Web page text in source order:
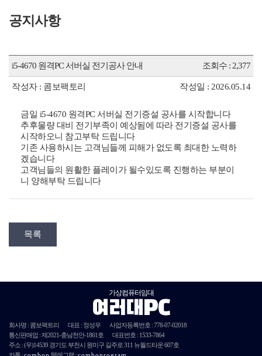
공지사항
i5-4670 원격PC 서버실 전기공사 안내 조회수 : 2,377
작성자 : 콤보팩토리 작성일 : 2026.05.14
금일 i5-4670 원격PC 서버실 전기증설 공사를 시작합니다
추후물량 대비 전기부족이 예상됨에 따라 전기증설 공사를
시작하오니 참고부탁 드립니다
기존 사용하시는 고객님들께 피해가 없도록 최대한 노력하
겠습니다
고객님들의 원활한 플레이가 될수있도록 진행하는 부분이
니 양해부탁 드립니다
목록
가상컴퓨터임대
여러대PC
회사명 : 콤보팩트리 대표 : 정성우 사업자등록번호 :778-07-02018
통신판매업 : 제 2021-충남천안-1861호
대표번호 : 1533-7864
주소 :(우)14539 경기도 부천시 원미구 길주로 311 뉴월드타운 607호